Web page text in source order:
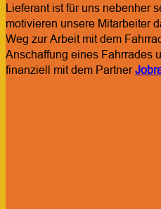
Lieferant ist für uns nebenher
motivieren unsere Mitarbeiter
Weg zur Arbeit mit dem
Anschaffung eines Fahrrades
finanziell mit dem Partner